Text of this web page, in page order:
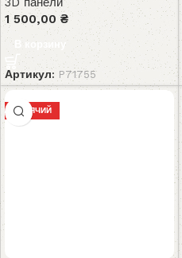
1 500,00₴
В корзину
Артикул: P71755
ГОРЯЧИЙ